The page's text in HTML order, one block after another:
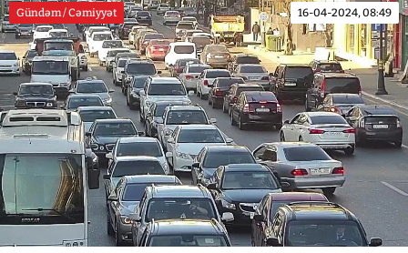
Gündəm / Cəmiyyət 16-04-2024, 08:49